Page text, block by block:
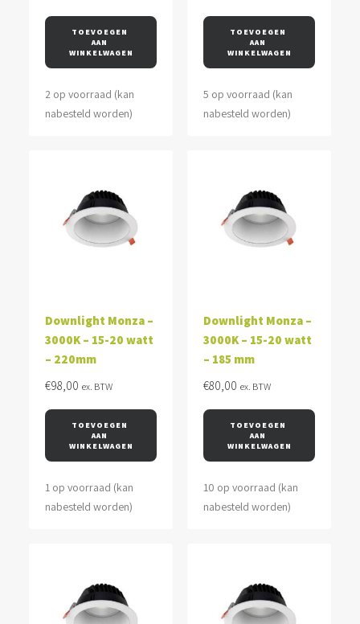
TOEVOEGEN
AAN
WINKELWAGEN
2 op voorraad (kan
nabesteld worden)
TOEVOEGEN
AAN
WINKELWAGEN
5 op voorraad (kan
nabesteld worden)
Downlight Monza –
3000K – 15-20 watt
– 220mm
€98,00 ex. BTW
TOEVOEGEN
AAN
WINKELWAGEN
1 op voorraad (kan
nabesteld worden)
Downlight Monza –
3000K – 15-20 watt
– 185 mm
€80,00 ex. BTW
TOEVOEGEN
AAN
WINKELWAGEN
10 op voorraad (kan
nabesteld worden)